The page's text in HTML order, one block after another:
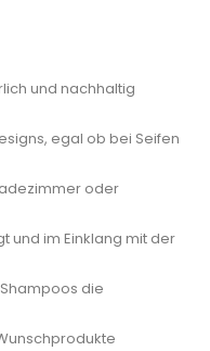
und nachhaltig
egal ob bei Seifen
oder
und im Einklang mit der
die